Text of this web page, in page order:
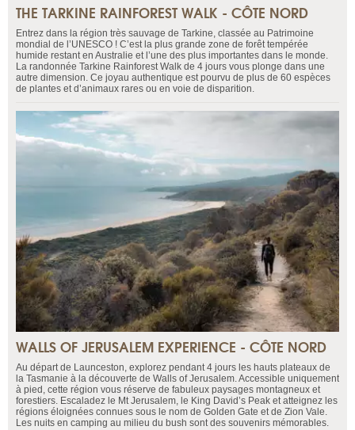
THE TARKINE RAINFOREST WALK - CÔTE NORD
Entrez dans la région très sauvage de Tarkine, classée au Patrimoine
mondial de l’UNESCO ! C’est la plus grande zone de forêt tempérée
humide restant en Australie et l’une des plus importantes dans le monde.
La randonnée Tarkine Rainforest Walk de 4 jours vous plonge dans une
autre dimension. Ce joyau authentique est pourvu de plus de 60 espèces
de plantes et d’animaux rares ou en voie de disparition.
WALLS OF JERUSALEM EXPERIENCE - CÔTE NORD
Au départ de Launceston, explorez pendant 4 jours les hauts plateaux de
la Tasmanie à la découverte de Walls of Jerusalem. Accessible uniquement
à pied, cette région vous réserve de fabuleux paysages montagneux et
forestiers. Escaladez le Mt Jerusalem, le King David’s Peak et atteignez les
régions éloignées connues sous le nom de Golden Gate et de Zion Vale.
Les nuits en camping au milieu du bush sont des souvenirs mémorables.